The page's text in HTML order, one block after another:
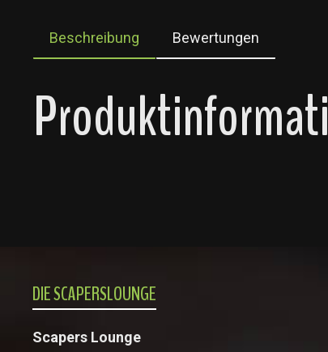
Beschreibung Bewertungen
DIE SCAPERSLOUNGE
Scapers Lounge